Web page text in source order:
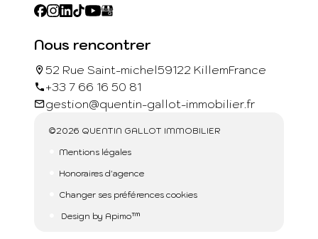
Nous rencontrer
52 Rue Saint-michel59122 KillemFrance
+33 7 66 16 50 81
gestion@quentin-gallot-immobilier.fr
©2026 QUENTIN GALLOT IMMOBILIER
Mentions légales
Honoraires d'agence
Changer ses préférences cookies
Design by Apimo™